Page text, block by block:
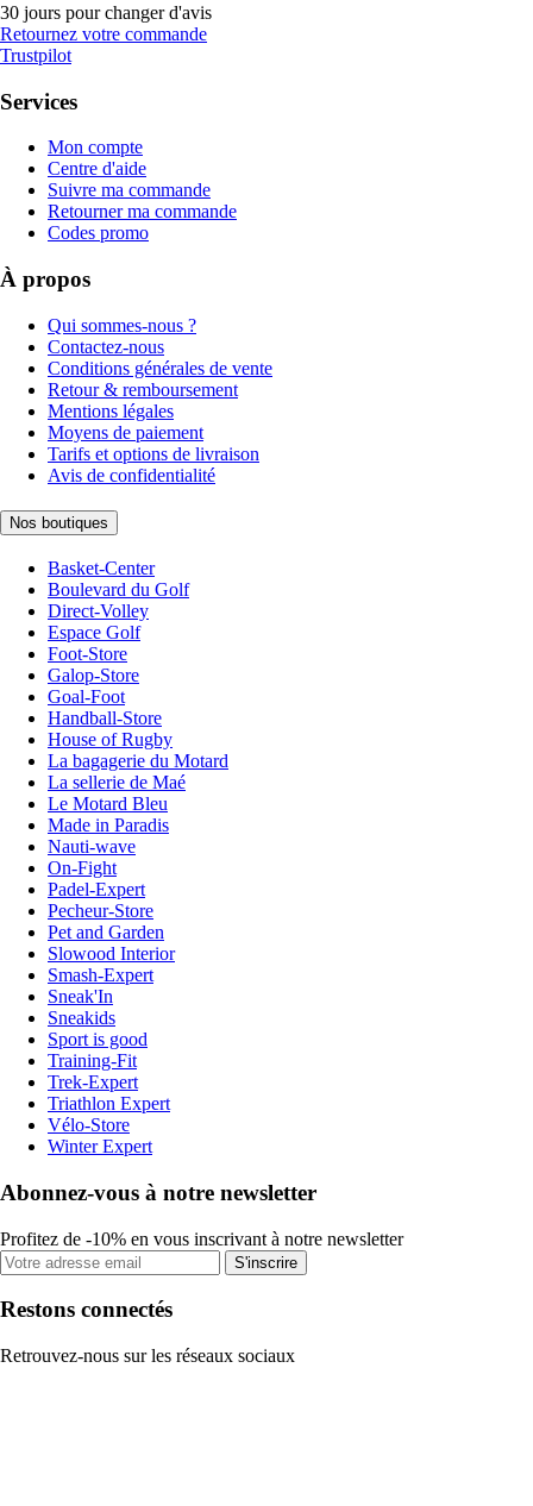
30 jours pour changer d'avis
Retournez votre commande
Trustpilot
Services
Mon compte
Centre d'aide
Suivre ma commande
Retourner ma commande
Codes promo
À propos
Qui sommes-nous ?
Contactez-nous
Conditions générales de vente
Retour & remboursement
Mentions légales
Moyens de paiement
Tarifs et options de livraison
Avis de confidentialité
Nos boutiques
Basket-Center
Boulevard du Golf
Direct-Volley
Espace Golf
Foot-Store
Galop-Store
Goal-Foot
Handball-Store
House of Rugby
La bagagerie du Motard
La sellerie de Maé
Le Motard Bleu
Made in Paradis
Nauti-wave
On-Fight
Padel-Expert
Pecheur-Store
Pet and Garden
Slowood Interior
Smash-Expert
Sneak'In
Sneakids
Sport is good
Training-Fit
Trek-Expert
Triathlon Expert
Vélo-Store
Winter Expert
Abonnez-vous à notre newsletter
Profitez de -10% en vous inscrivant à notre newsletter
S'inscrire
Restons connectés
Retrouvez-nous sur les réseaux sociaux